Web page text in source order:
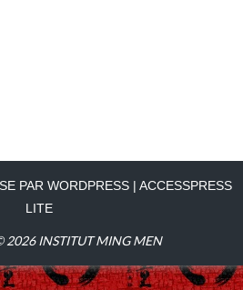
PAR WORDPRESS | ACCESSPRESS
LITE
2026INSTITUT MING MEN